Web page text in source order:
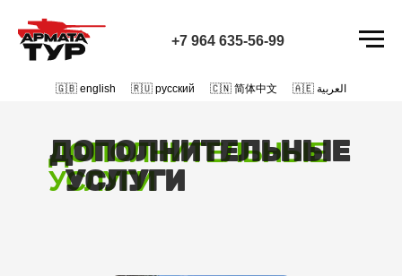
🇬🇧 english 🇷🇺 русский 🇨🇳 简体中文 🇦🇪 العربية
+7 964 635-56-99
ДОПОЛНИТЕЛЬНЫЕ
УСЛУГИ
ДОПОЛНИТЕЛЬНЫЕ
УСЛУГИ